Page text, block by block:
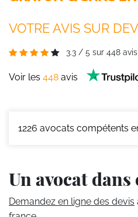
VOTRE AVIS SUR
3.3 / 5 sur 448 avis
Voir les 448 avis
1226 avocats compétents
Un avocat dans
Demandez en ligne des devis